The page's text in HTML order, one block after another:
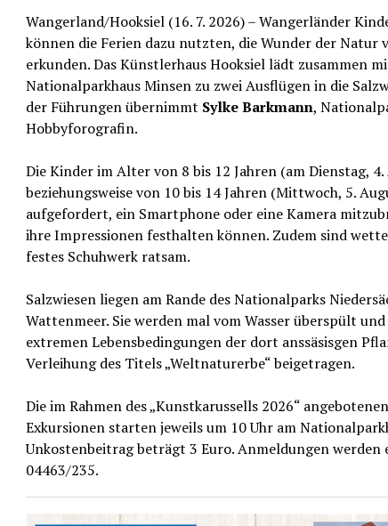
Wangerland/Hooksiel (16. 7. 2026) – Wangerländer
können die Ferien dazu nutzten, die Wunder der Natur
erkunden. Das Künstlerhaus Hooksiel lädt zusammen
Nationalparkhaus Minsen zu zwei Ausflügen in die
der Führungen übernimmt Sylke Barkmann,
Hobbyforografin.
Die Kinder im Alter von 8 bis 12 Jahren (am Dienstag,
beziehungsweise von 10 bis 14 Jahren (Mittwoch, 5.
aufgefordert, ein Smartphone oder eine Kamera
ihre Impressionen festhalten können. Zudem sind
festes Schuhwerk ratsam.
Salzwiesen liegen am Rande des Nationalparks
Wattenmeer. Sie werden mal vom Wasser überspült
extremen Lebensbedingungen der dort anssäsisgen
Verleihung des Titels „Weltnaturerbe“ beigetragen.
Die im Rahmen des „Kunstkarussells 2026“
Exkursionen starten jeweils um 10 Uhr am
Unkostenbeitrag beträgt 3 Euro. Anmeldungen
04463/235.